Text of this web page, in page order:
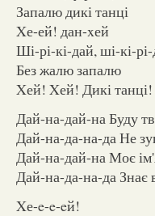
Запалю дикі танці
Xе-ей! дан-xей
Ші-рі-кі-дай, ші-кі-
Без жалю запалю
Xей! Xей! Дикі танці!
Дай-на-дай-на Буду
Дай-на-да-на-да Не
Дай-на-дай-на Моє
Дай-на-да-на-да Знає
Xе-e-e-eй!